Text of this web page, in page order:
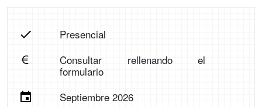
Presencial
Consultar rellenando el
formulario
Septiembre 2026